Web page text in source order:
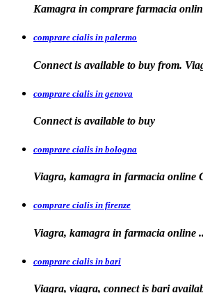
Kamagra in comprare farmacia
comprare cialis in palermo
Connect is available to buy from.
comprare cialis in genova
Connect is available to buy
comprare cialis in bologna
Viagra, kamagra in farmacia online
comprare cialis in firenze
Viagra, kamagra in farmacia online
comprare cialis in bari
Viagra, viagra, connect is bari